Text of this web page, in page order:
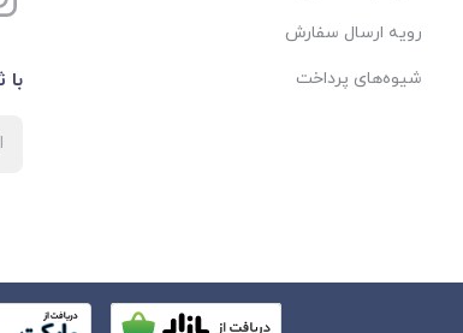
رویه ارسال سفارش
شیوه‌های پرداخت